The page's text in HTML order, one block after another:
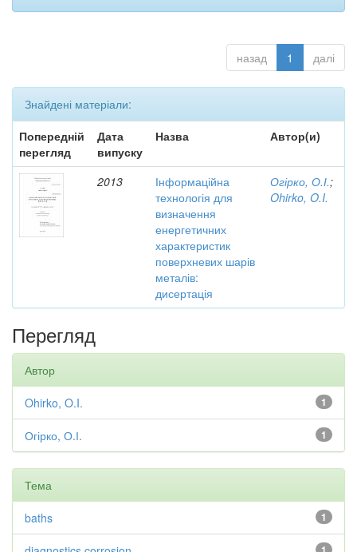
назад 1 далі
Знайдені матеріали:
Попередній
перегляд
Дата
випуску
Назва Автор(и)
2013
Інформаційна
технологія для
визначення
енергетичних
характеристик
поверхневих шарів
металів:
дисертація
Огірко, О.І.;
Ohirko, O.I.
Перегляд
Автор
1
Ohirko, O.I.
1
Огірко, О.І.
Тема
1
baths